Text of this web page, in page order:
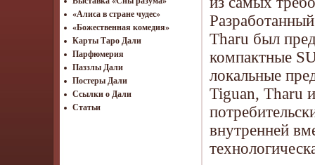
«Алиса в стране чудес»
«Божественная комедия»
Карты Таро Дали
Парфюмерия
Паззлы Дали
Постеры Дали
Ссылки о Дали
Статьи
Tharu был
компактные
локальные
Tiguan, Tharu
внутренней